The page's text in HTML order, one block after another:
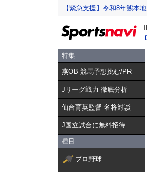
【緊急支援】令和8年熊本
特集
燕OB 競馬予想挑む/PR
Jリーグ戦力 徹底分析
仙台育英監督 名将対談
J国立試合に無料招待
種目
プロ野球